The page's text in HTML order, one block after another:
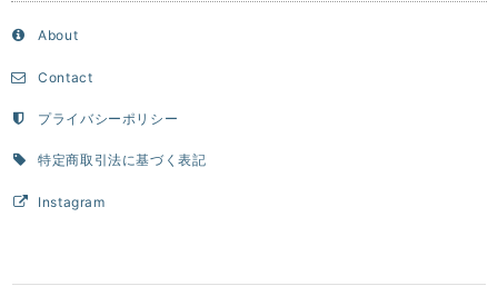
About
Contact
プライバシーポリシー
特定商取引法に基づく表記
Instagram